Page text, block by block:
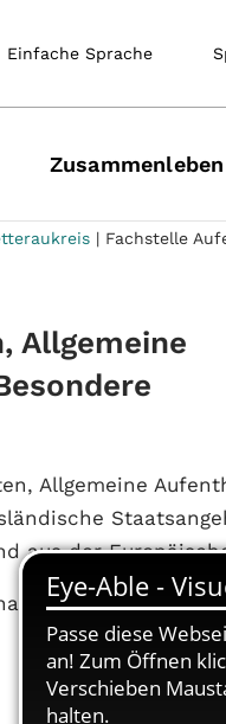
Einfache Sprache
Zusammenleben
| Fachstelle
Allgemeine
Allgemeine
aus der